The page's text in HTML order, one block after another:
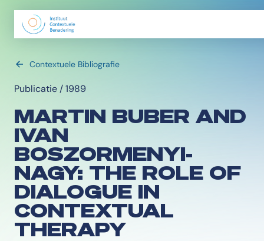
Contextuele Bibliografie
Publicatie / 1989
MARTIN BUBER AND
IVAN
BOSZORMENYI-
NAGY: THE ROLE OF
DIALOGUE IN
CONTEXTUAL
THERAPY